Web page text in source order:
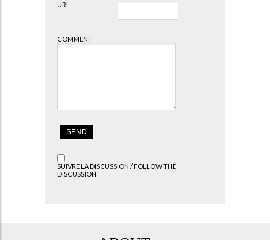
URL
COMMENT
SUIVRE LA DISCUSSION / FOLLOW THE
DISCUSSION